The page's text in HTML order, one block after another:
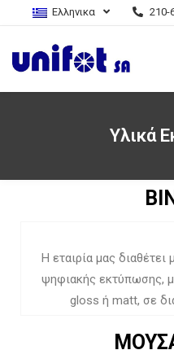
Ελληνικα 210-
Υλικά
Η εταιρία μας διαθέτει
ψηφιακής εκτύπωσης,
gloss ή matt, σε